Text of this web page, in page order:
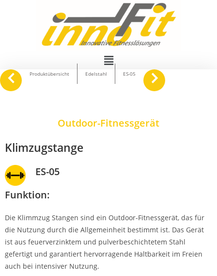
navigate_before Produktübersicht Edelstahl ES-05 keyboard_arrow_right
Outdoor-Fitnessgerät
Klimzugstange
ES-05
Funktion:
Die Klimmzug Stangen sind ein Outdoor-Fitnessgerät, das für
die Nutzung durch die Allgemeinheit bestimmt ist. Das Gerät
ist aus feuerverzinktem und pulverbeschichtetem Stahl
gefertigt und garantiert hervorragende Haltbarkeit im Freien
auch bei intensiver Nutzung.